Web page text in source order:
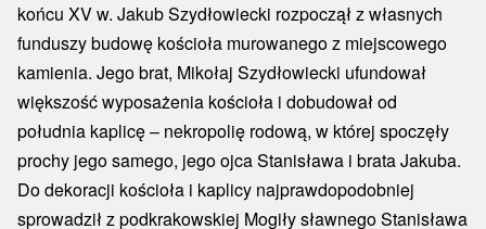
końcu XV w. Jakub Szydłowiecki rozpoczął z własnych
funduszy budowę kościoła murowanego z miejscowego
kamienia. Jego brat, Mikołaj Szydłowiecki ufundował
większość wyposażenia kościoła i dobudował od
południa kaplicę – nekropolię rodową, w której spoczęły
prochy jego samego, jego ojca Stanisława i brata Jakuba.
Do dekoracji kościoła i kaplicy najprawdopodobniej
sprowadził z podkrakowskiej Mogiły sławnego Stanisława